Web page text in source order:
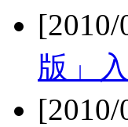
版」